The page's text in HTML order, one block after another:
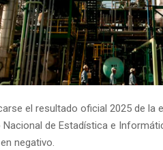
el resultado oficial 2025 de la
de Estadística e
negativo.